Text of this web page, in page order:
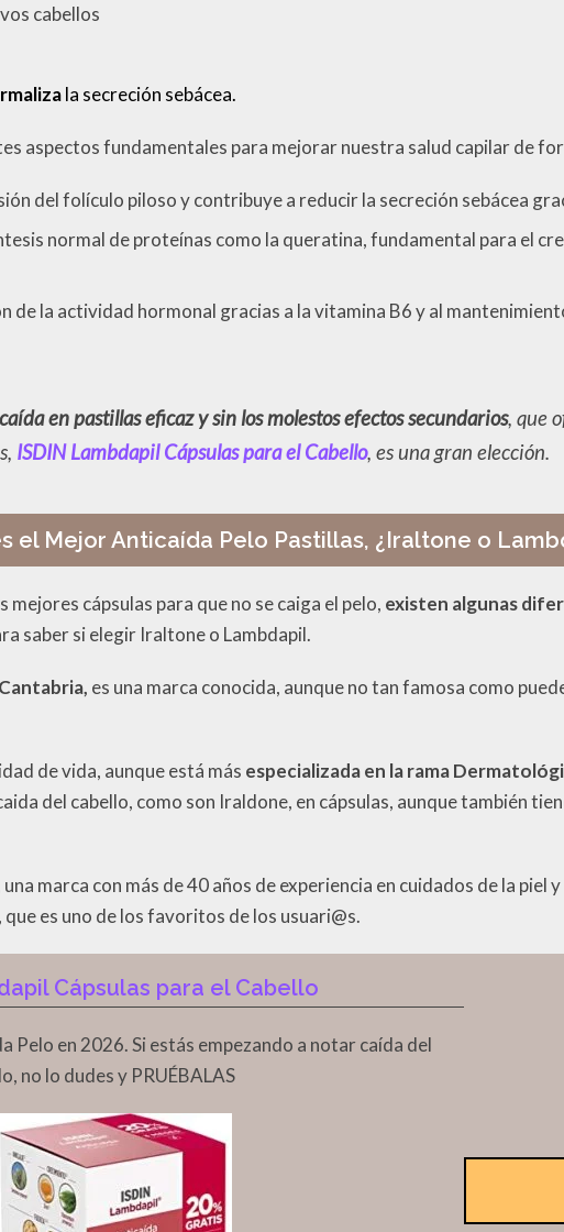
cabellos
la secreción sebácea.
aspectos fundamentales para mejorar nuestra salud capilar de
del folículo piloso y contribuye a reducir la secreción sebácea
normal de proteínas como la queratina, fundamental para el
de la actividad hormonal gracias a la vitamina B6 y al
en pastillas eficaz y sin los molestos efectos secundarios, que
ISDIN Lambdapil Cápsulas para el Cabello, es una gran elección.
el Mejor Anticaída Pelo Pastillas, ¿Iraltone o
cápsulas para que no se caiga el pelo, existen algunas
saber si elegir Iraltone o Lambdapil.
es una marca conocida, aunque no tan famosa como
de vida, aunque está más especializada en la rama
del cabello, como son Iraldone, en cápsulas, aunque también
una marca con más de 40 años de experiencia en cuidados de la piel
, que es uno de los favoritos de los usuari@s.
Cápsulas para el Cabello
Pelo en 2026. Si estás empezando a notar caída del
no lo dudes y PRUÉBALAS